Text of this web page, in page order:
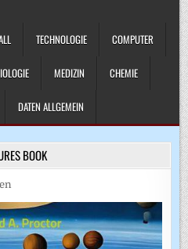
TECHNOLOGIE COMPUTER
MEDIZIN CHEMIE
DATEN ALLGEMEIN
BOOK